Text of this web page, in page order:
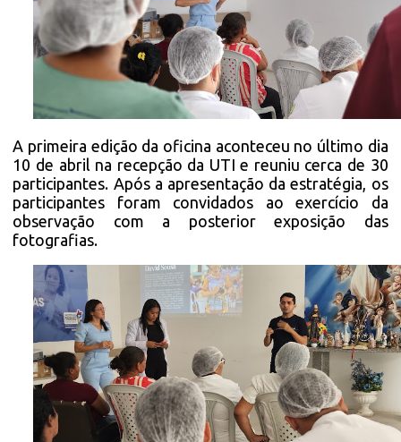
A primeira edição da oficina aconteceu no último dia
10 de abril na recepção da UTI e reuniu cerca de 30
participantes. Após a apresentação da estratégia, os
participantes foram convidados ao exercício da
observação com a posterior exposição das
fotografias.